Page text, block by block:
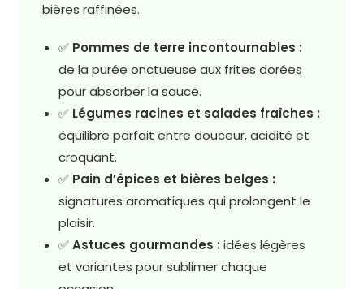
bières raffinées.
✅ Pommes de terre incontournables :
de la purée onctueuse aux frites dorées
pour absorber la sauce.
✅ Légumes racines et salades fraîches :
équilibre parfait entre douceur, acidité et
croquant.
✅ Pain d’épices et bières belges :
signatures aromatiques qui prolongent le
plaisir.
✅Astuces gourmandes : idées légères
et variantes pour sublimer chaque